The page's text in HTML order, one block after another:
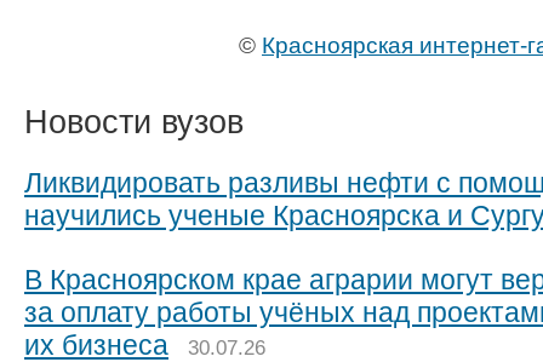
© Красноярская интернет-
Новости вузов
Ликвидировать разливы нефти с
научились ученые Красноярска и
В Красноярском крае аграрии могут
за оплату работы учёных над
их бизнеса
30.07.26